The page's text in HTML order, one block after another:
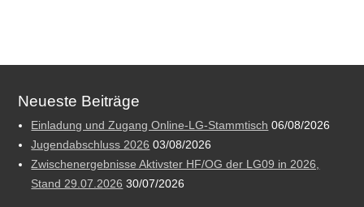
Neueste Beiträge
Einladung und Zugang Online-LG-Stammtisch 06/08/2026
Jugendabschluss 2026 03/08/2026
Zwischenergebnisse Aktivster HF/OG der LG09 in 2026,
Stand 29.07.2026 30/07/2026